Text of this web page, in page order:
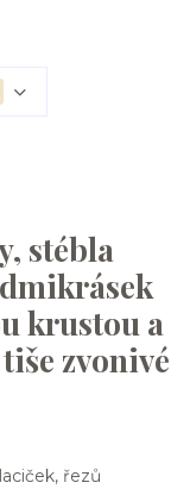
stébla
krustou a
zvonivé
řezů